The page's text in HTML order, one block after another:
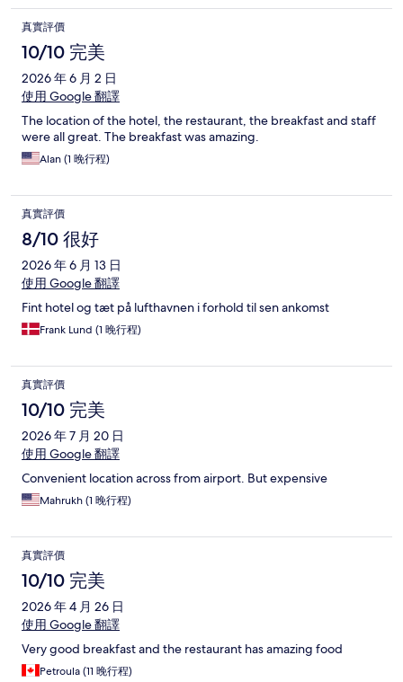
真實評價
10/10 完美
2026 年 6 月 2 日
使用 Google 翻譯
The location of the hotel, the restaurant, the breakfast and staff
were all great. The breakfast was amazing.
Alan (1 晚行程)
真實評價
8/10 很好
2026 年 6 月 13 日
使用 Google 翻譯
Fint hotel og tæt på lufthavnen i forhold til sen ankomst
Frank Lund (1 晚行程)
真實評價
10/10 完美
2026 年 7 月 20 日
使用 Google 翻譯
Convenient location across from airport. But expensive
Mahrukh (1 晚行程)
真實評價
10/10 完美
2026 年 4 月 26 日
使用 Google 翻譯
Very good breakfast and the restaurant has amazing food
Petroula (11 晚行程)